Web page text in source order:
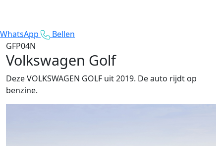
WhatsApp
Bellen
GFP04N
Volkswagen Golf
Deze VOLKSWAGEN GOLF uit 2019. De auto rijdt op
benzine.